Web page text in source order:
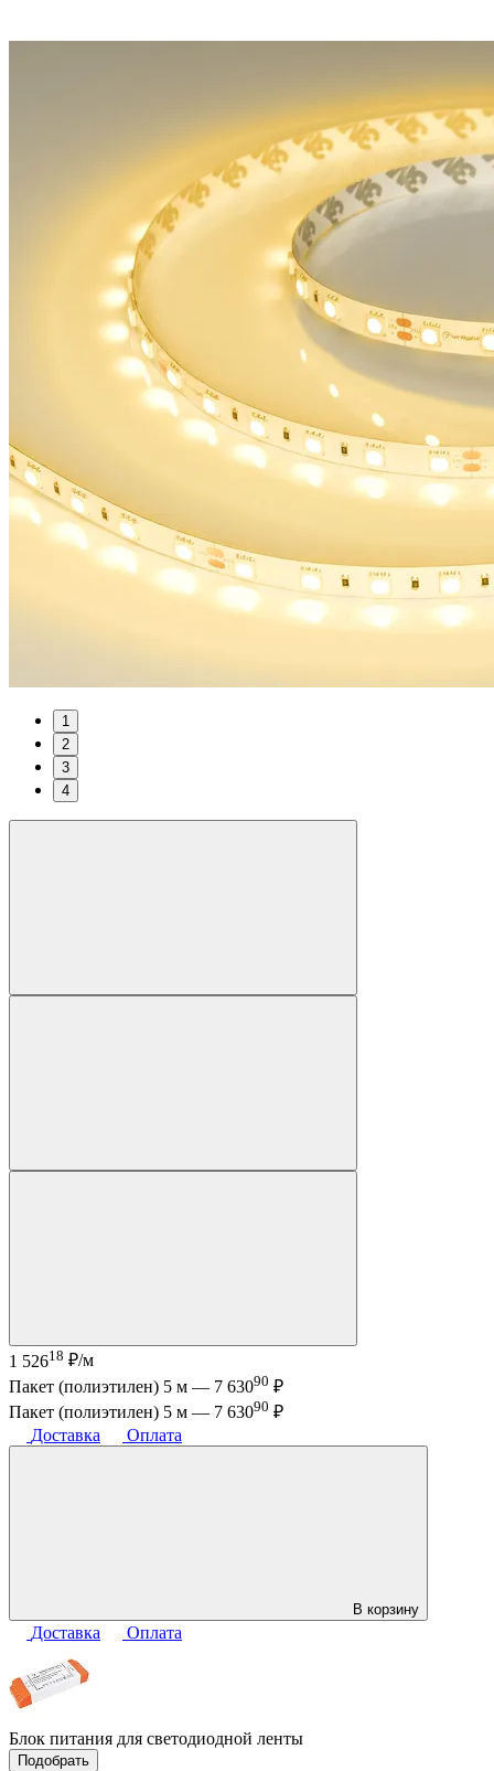
1
2
3
4
1 52618 ₽/м
Пакет (полиэтилен) 5 м — 7 63090 ₽
Пакет (полиэтилен) 5 м — 7 63090 ₽
Доставка
Оплата
В корзину
Доставка Оплата
Блок питания для светодиодной ленты
Подобрать